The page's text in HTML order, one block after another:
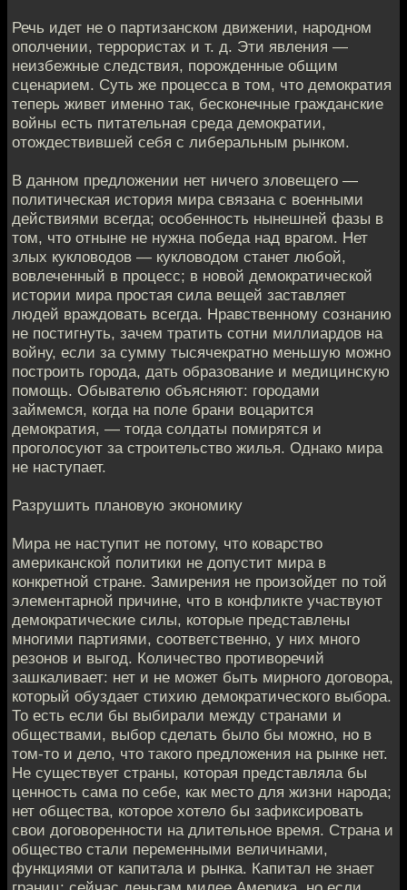
Речь идет не о партизанском движении, народном
ополчении, террористах и т. д. Эти явления —
неизбежные следствия, порожденные общим
сценарием. Суть же процесса в том, что демократия
теперь живет именно так, бесконечные гражданские
войны есть питательная среда демократии,
отождествившей себя с либеральным рынком.
В данном предложении нет ничего зловещего —
политическая история мира связана с военными
действиями всегда; особенность нынешней фазы в
том, что отныне не нужна победа над врагом. Нет
злых кукловодов — кукловодом станет любой,
вовлеченный в процесс; в новой демократической
истории мира простая сила вещей заставляет
людей враждовать всегда. Нравственному сознанию
не постигнуть, зачем тратить сотни миллиардов на
войну, если за сумму тысячекратно меньшую можно
построить города, дать образование и медицинскую
помощь. Обывателю объясняют: городами
займемся, когда на поле брани воцарится
демократия, — тогда солдаты помирятся и
проголосуют за строительство жилья. Однако мира
не наступает.
Разрушить плановую экономику
Мира не наступит не потому, что коварство
американской политики не допустит мира в
конкретной стране. Замирения не произойдет по той
элементарной причине, что в конфликте участвуют
демократические силы, которые представлены
многими партиями, соответственно, у них много
резонов и выгод. Количество противоречий
зашкаливает: нет и не может быть мирного договора,
который обуздает стихию демократического выбора.
То есть если бы выбирали между странами и
обществами, выбор сделать было бы можно, но в
том-то и дело, что такого предложения на рынке нет.
Не существует страны, которая представляла бы
ценность сама по себе, как место для жизни народа;
нет общества, которое хотело бы зафиксировать
свои договоренности на длительное время. Страна и
общество стали переменными величинами,
функциями от капитала и рынка. Капитал не знает